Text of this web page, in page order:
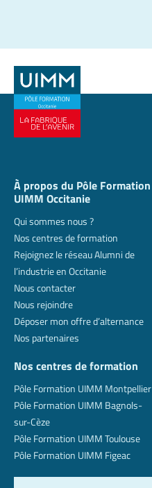
À propos du Pôle Formation
UIMM Occitanie
Qui sommes nous ?
Nos centres de formation
Rejoignez le réseau Alumni de
l’industrie en Occitanie
Nous contacter
Nous rejoindre
Déposer mon offre d’alternance
Nos partenaires
Nos centres de formation
Pôle Formation UIMM Montpellier
Pôle Formation UIMM Bagnols-
sur-Cèze
Pôle Formation UIMM Toulouse
Pôle Formation UIMM Figeac